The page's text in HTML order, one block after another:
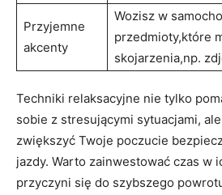
Przyjemne
akcenty
Wozisz w⁢
przedmioty,które
skojarzenia,np.
Techniki ‌relaksacyjne nie tylko
sobie ⁣z ‌stresującymi sytuacjami,
zwiększyć Twoje⁢ poczucie
jazdy.‍ Warto zainwestować czas⁣ w
przyczyni się do szybszego